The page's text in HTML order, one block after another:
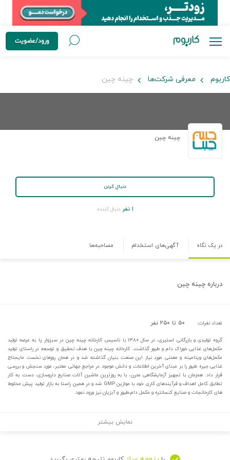
ورود/عضویت
کاربوم معرفی شرکت‌ها چینه چین
چینه چین
دنبال کردن
۱ نفر دنبال کننده
در یک نگاه آگهی‌های استخدام مصاحبه‌ها
درباره چینه چین
تعداد نفرات: ۵۰ تا ۲۵۰ نفر
گروه تولیدی و بازرگانی استیری، در سال ۱۳۸۰ با تاسیس کارخانه چینه چین در سبزوار پا به عرصه تولید
مکمل‌های غذایی خوراک دام و طیور گذاشت. کارخانه چینه چین با هدف تحقیق و توسعه در راستای تولید
مکمل‌های ویتامینه و معدنی مورد نیاز این صنعت بنیان گذاشته شد و در همان روزهای نخست مایحتاج
غذایی جیره طیور را بر مبنای آخرین اطلاعات و دانش موجود در مراجع جهانی معتبر، مورد سنجش و بررسی
قرار داد. همزمان با تجهیز آزمایشگاهی مدرن، با به روزترین ماشین آلات صنایع داروسازی، دست به کار
تطابق کامل اهداف و فرآیندهای کاری خود با موازین GMP شد و در همین راستا به بازار تولید پیش مخلوط
های کارخانجات و صنایع کنسانتره و مکمل دام،طیور و آبزیان نیز ورود نمود.
نمایش بیشتر